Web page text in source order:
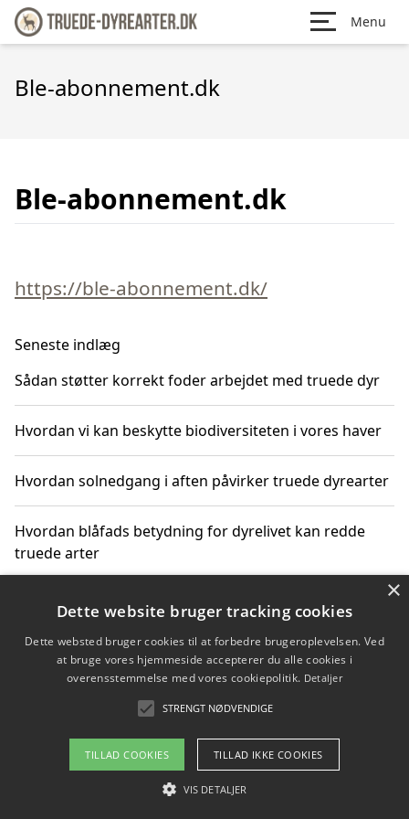
Menu
Ble-abonnement.dk
Ble-abonnement.dk
https://ble-abonnement.dk/
Seneste indlæg
Sådan støtter korrekt foder arbejdet med truede dyr
Hvordan vi kan beskytte biodiversiteten i vores haver
Hvordan solnedgang i aften påvirker truede dyrearter
Hvordan blåfads betydning for dyrelivet kan redde
truede arter
Hvordan kan gaver til unge voksne støtte bevarelsen
Copyright 2026 - Pilanto Aps
Om / kontakt
Blog Betingelser
×
Dette website bruger tracking cookies
Dette websted bruger cookies til at forbedre brugeroplevelsen. Ved
at bruge vores hjemmeside accepterer du alle cookies i
overensstemmelse med vores cookiepolitik. Detaljer
STRENGT NØDVENDIGE
TILLAD COOKIES TILLAD IKKE COOKIES
VIS DETALJER